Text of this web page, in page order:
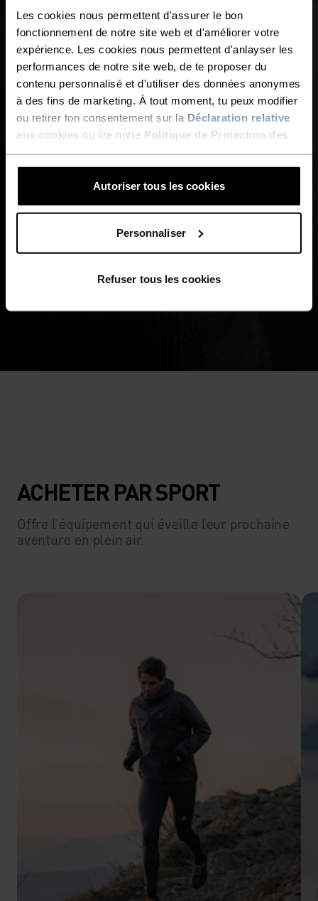
Les cookies nous permettent d'assurer le bon
fonctionnement de notre site web et d'améliorer votre
expérience. Les cookies nous permettent d'anlayser les
performances de notre site web, de te proposer du
contenu personnalisé et d'utiliser des données anonymes
à des fins de marketing. À tout moment, tu peux modifier
ou retirer ton consentement sur la Déclaration relative
aux cookies ou lire notre Politique de Protection des
Autoriser tous les cookies
Personnaliser
Refuser tous les cookies
VENDUS
Découvre les base layers préférés de notre
collection.
FEMME HOMME
ACHETER PAR SPORT
Offre l’équipement qui éveille leur prochaine
aventure en plein air.